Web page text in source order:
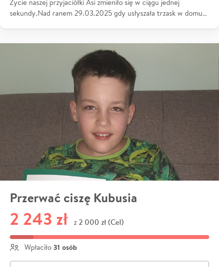
Życie naszej przyjaciółki Asi zmieniło się w ciągu jednej
sekundy.Nad ranem 29.03.2025 gdy usłyszała trzask w domu…
Przerwać ciszę Kubusia
2 243 zł z 2 000 zł (Cel)
Wpłaciło 31 osób